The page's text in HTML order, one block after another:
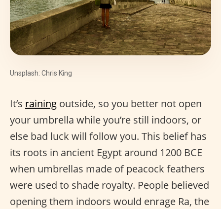
Unsplash: Chris King
It’s raining outside, so you better not open
your umbrella while you’re still indoors, or
else bad luck will follow you. This belief has
its roots in ancient Egypt around 1200 BCE
when umbrellas made of peacock feathers
were used to shade royalty. People believed
opening them indoors would enrage Ra, the